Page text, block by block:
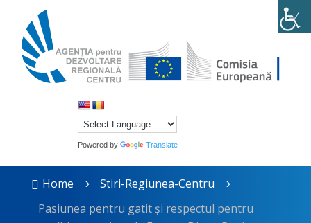
Powered by Translate
 Home 5 Stiri-Regiunea-Centru 5
Pasiunea pentru gatit și respectul pentru